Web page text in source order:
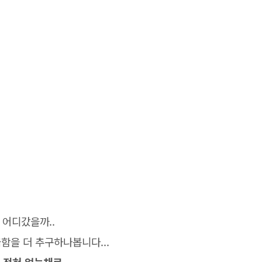
디갔을까..
을 더 추구하나봅니다...